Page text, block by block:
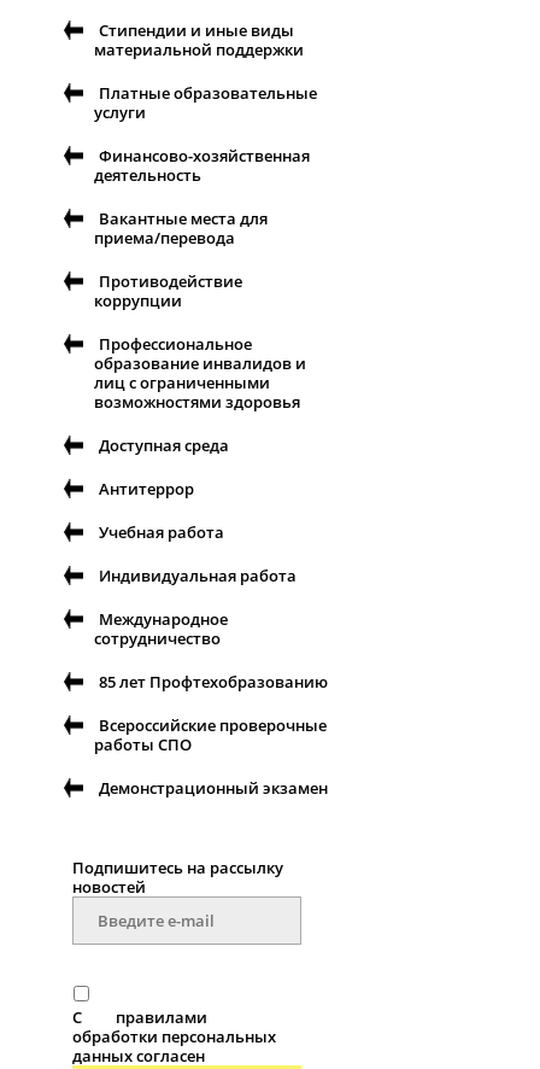
Стипендии и иные виды
материальной поддержки
Платные образовательные
услуги
Финансово-хозяйственная
деятельность
Вакантные места для
приема/перевода
Противодействие
коррупции
Профессиональное
образование инвалидов и
лиц с ограниченными
возможностями здоровья
Доступная среда
Антитеррор
Учебная работа
Индивидуальная работа
Международное
сотрудничество
85 лет Профтехобразованию
Всероссийские проверочные
работы СПО
Демонстрационный экзамен
Подпишитесь на рассылку
новостей
С
правилами
обработки персональных
данных согласен